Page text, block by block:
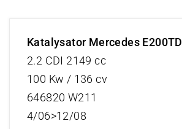
Katalysator Mercedes E200TD
2.2 CDI 2149 cc
100 Kw / 136 cv
646820 W211
4/06>12/08